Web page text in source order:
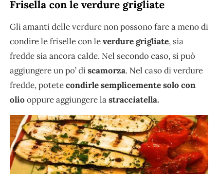
Frisella con le verdure grigliate
Gli amanti delle verdure non possono fare a meno di
condire le friselle con leverdure grigliate, sia
fredde sia ancora calde. Nel secondo caso, si può
aggiungere un po’ discamorza. Nel caso di verdure
fredde, potetecondirle semplicemente solo con
olio oppure aggiungere lastracciatella.